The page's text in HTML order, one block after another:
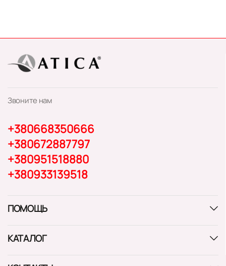
Звоните нам
+380668350666
+380672887797
+380951518880
+380933139518
ПОМОЩЬ
КАТАЛОГ